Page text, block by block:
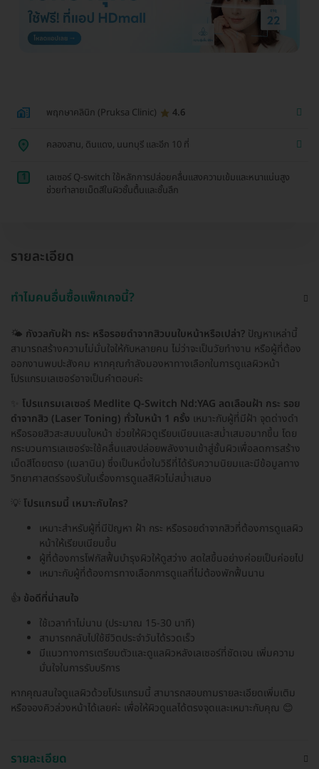
พฤกษาคลินิก (Pruksa Clinic) 4.6
คลองสาน, ดินแดง, นนทบุรี และอีก 10 ที่
1
เลเซอร์ Q-switch ใช้หลักการปล่อยคลื่นแสงความเข้มและหนาแน่นสูง
ช่วยทำลายเม็ดสีในผิวชั้นตื้นและชั้นลึก
รายละเอียด
ทำไมคนอื่นซื้อแพ็กเกจนี้?
🌤️ กังวลกับฝ้า กระ หรือรอยดำจากสิวบนใบหน้าหรือเปล่า? ปัญหาเหล่านี้
สามารถสร้างความไม่มั่นใจให้กับหลายคน ไม่ว่าจะเป็นวัยทำงาน หรือผู้ที่ต้อง
ออกงานพบปะสังคม หากคุณกำลังมองหาทางเลือกในการดูแลผิวหน้า
โปรแกรมเลเซอร์อาจเป็นคำตอบค่ะ
โปรแกรมเลเซอร์ Medlite Q-Switch Nd:YAG ลดเลือนฝ้า กระ รอย
ดำจากสิว (Laser Toning) ทั่วใบหน้า 1 ครั้ง เหมาะกับผู้ที่มีฝ้า จุดด่างดำ
หรือรอยสิวสะสมบนใบหน้า ช่วยให้ผิวดูเรียบเนียนและสม่ำเสมอมากขึ้น โดย
กระบวนการเลเซอร์จะใช้คลื่นแสงปล่อยพลังงานเข้าสู่ชั้นผิวเพื่อลดการสร้าง
เม็ดสีโดยตรง (เมลานิน) ซึ่งเป็นหนึ่งในวิธีที่ได้รับความนิยมและมีข้อมูลทาง
วิทยาศาสตร์รองรับในเรื่องการดูแลสีผิวไม่สม่ำเสมอ
💡 โปรแกรมนี้ เหมาะกับใคร?
เหมาะสำหรับผู้ที่มีปัญหา ฝ้า กระ หรือรอยดำจากสิวที่ต้องการดูแลผิว
หน้าให้เรียบเนียนขึ้น
ผู้ที่ต้องการโฟกัสฟื้นบำรุงผิวให้ดูสว่าง สดใสขึ้นอย่างค่อยเป็นค่อยไป
เหมาะกับผู้ที่ต้องการทางเลือกการดูแลที่ไม่ต้องพักฟื้นนาน
👍 ข้อดีที่น่าสนใจ
ใช้เวลาทำไม่นาน (ประมาณ 15-30 นาที)
สามารถกลับไปใช้ชีวิตประจำวันได้รวดเร็ว
มีแนวทางการเตรียมตัวและดูแลผิวหลังเลเซอร์ที่ชัดเจน เพิ่มความ
มั่นใจในการรับบริการ
หากคุณสนใจดูแลผิวด้วยโปรแกรมนี้ สามารถสอบถามรายละเอียดเพิ่มเติม
หรือจองคิวล่วงหน้าได้เลยค่ะ เพื่อให้ผิวดูแลได้ตรงจุดและเหมาะกับคุณ 😊
รายละเอียด